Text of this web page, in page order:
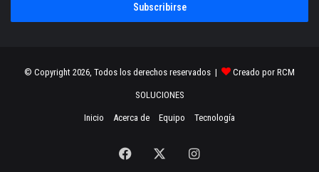
© Copyright 2026, Todos los derechos reservados | Creado por RCM
SOLUCIONES
Inicio Acerca de Equipo Tecnología
Facebook Instagram